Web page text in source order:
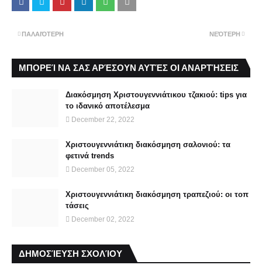
ΝΕΌΤΕΡΗ
ΠΑΛΑΙΌΤΕΡΗ
ΜΠΟΡΕΊ ΝΑ ΣΑΣ ΑΡΈΣΟΥΝ ΑΥΤΈΣ ΟΙ ΑΝΑΡΤΉΣΕΙΣ
Διακόσμηση Χριστουγεννιάτικου τζακιού: tips για
το ιδανικό αποτέλεσμα
December 22, 2022
Χριστουγεννιάτικη διακόσμηση σαλονιού: τα
φετινά trends
December 05, 2022
Χριστουγεννιάτικη διακόσμηση τραπεζιού: οι τοπ
τάσεις
December 02, 2022
ΔΗΜΟΣΊΕΥΣΗ ΣΧΟΛΊΟΥ